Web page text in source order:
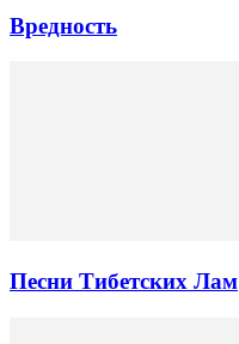
Вредность
Песни Тибетских Лам